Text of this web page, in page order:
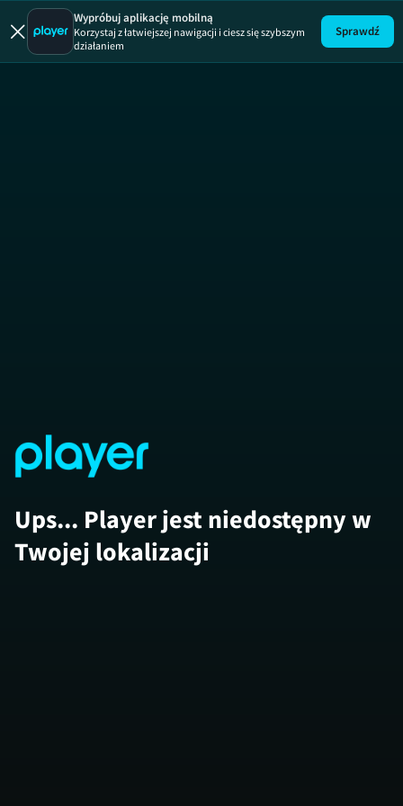
Wypróbuj aplikację mobilną
Korzystaj z łatwiejszej nawigacji i ciesz się szybszym
działaniem
Sprawdź
Ups... Player jest niedostępny w
Twojej lokalizacji